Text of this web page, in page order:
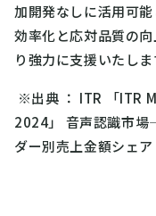
加開発なしに活用可
効率化と応対品質の
り強力に支援いたしま
※出典 ： ITR 「ITR
2024」 音声認識市場
ダー別売上金額シェア